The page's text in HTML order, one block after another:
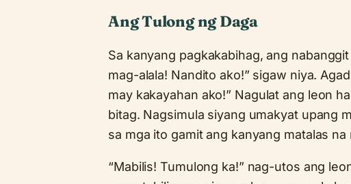
Ang Tulong ng Daga
Sa kanyang pagkakabihag, ang
mag-alala! Nandito ako!” sigaw niya.
may kakayahan ako!” Nagulat ang leon
bitag. Nagsimula siyang umakyat upang
sa mga ito gamit ang kanyang matalas na
“Mabilis! Tumulong ka!” nag-utos ang